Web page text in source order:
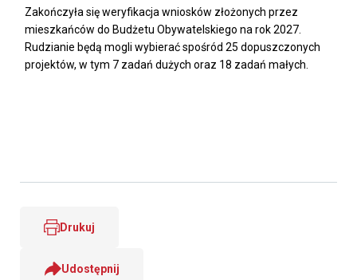
Zakończyła się weryfikacja wniosków złożonych przez
mieszkańców do Budżetu Obywatelskiego na rok 2027.
Rudzianie będą mogli wybierać spośród 25 dopuszczonych
projektów, w tym 7 zadań dużych oraz 18 zadań małych.
Drukuj
Udostępnij